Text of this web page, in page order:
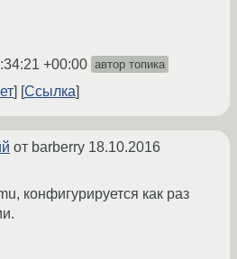
+00:00 автор топика
Ссылка
от barberry 18.10.2016
конфигурируется как раз